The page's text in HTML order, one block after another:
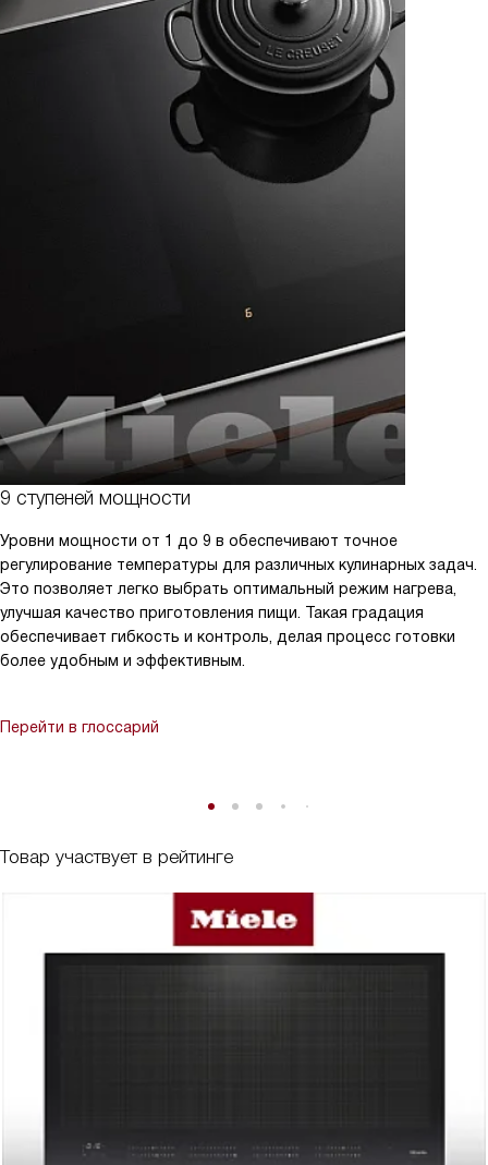
Товар участвует в рейтинге
9 ступеней мощности
Уровни мощности от 1 до 9 в обеспечивают точное
регулирование температуры для различных кулинарных задач.
Это позволяет легко выбрать оптимальный режим нагрева,
улучшая качество приготовления пищи. Такая градация
обеспечивает гибкость и контроль, делая процесс готовки
более удобным и эффективным.
Перейти в глоссарий